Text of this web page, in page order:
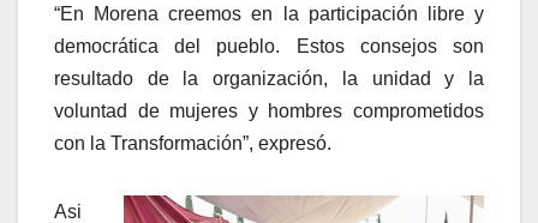
“En Morena creemos en la participación libre y
democrática del pueblo. Estos consejos son
resultado de la organización, la unidad y la
voluntad de mujeres y hombres comprometidos
con la Transformación”, expresó.
Asi